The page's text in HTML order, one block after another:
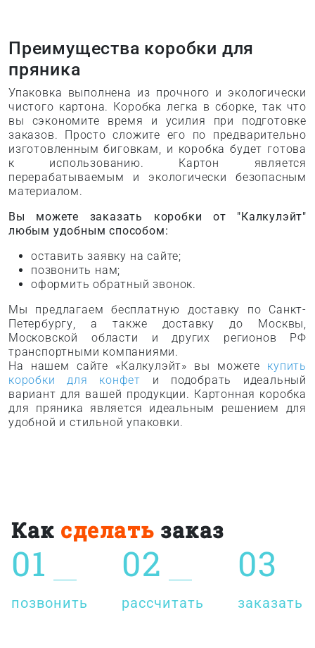
Преимущества коробки для
пряника
Упаковка выполнена из прочного и экологически
чистого картона. Коробка легка в сборке, так что
вы сэкономите время и усилия при подготовке
заказов. Просто сложите его по предварительно
изготовленным биговкам, и коробка будет готова
к использованию. Картон является
перерабатываемым и экологически безопасным
материалом.
Вы можете заказать коробки от "Калкулэйт"
любым удобным способом:
оставить заявку на сайте;
позвонить нам;
оформить обратный звонок.
Мы предлагаем бесплатную доставку по Санкт-
Петербургу, а также доставку до Москвы,
Московской области и других регионов РФ
транспортными компаниями.
На нашем сайте «Калкулэйт» вы можете купить
коробки для конфет и подобрать идеальный
вариант для вашей продукции. Картонная коробка
для пряника является идеальным решением для
удобной и стильной упаковки.
Как сделать заказ
01
позвонить
02
рассчитать
03
заказать